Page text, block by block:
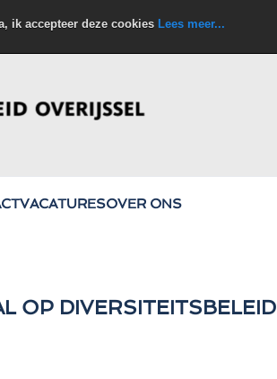
ik accepteer deze cookies Lees meer...
VACATURESOVER ONS
OP DIVERSITEITSBELEID